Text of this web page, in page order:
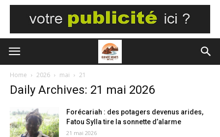
Home 2026 mai 21
Daily Archives: 21 mai 2026
Forécariah : des potagers devenus arides,
Fatou Sylla tire la sonnette d’alarme
21 mai 2026